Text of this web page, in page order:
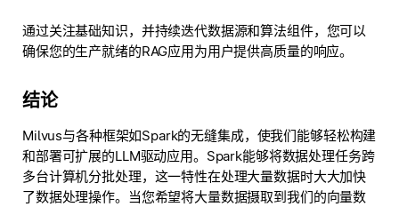
通过关注基础知识，并持续迭代数据源和算法组件，您可以
确保您的生产就绪的RAG应用为用户提供高质量的响应。
结论
Milvus与各种框架如Spark的无缝集成，使我们能够轻松构建
和部署可扩展的LLM驱动应用。Spark能够将数据处理任务跨
多台计算机分批处理，这一特性在处理大量数据时大大加快
了数据处理操作。当您希望将大量数据摄取到我们的向量数